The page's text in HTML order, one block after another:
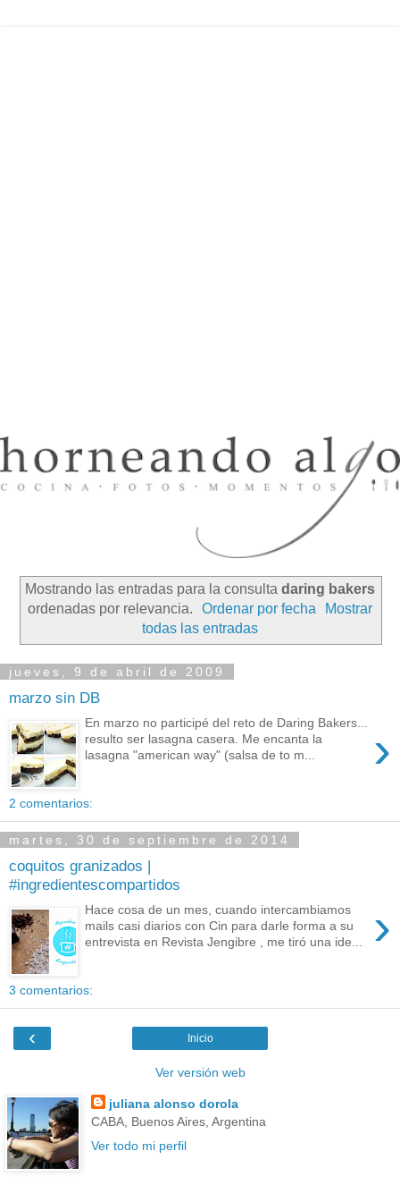
Mostrando las entradas para la consulta daring bakers
ordenadas por relevancia.
Ordenar por fecha
Mostrar
todas las entradas
jueves, 9 de abril de 2009
marzo sin DB
›
En marzo no participé del reto de Daring Bakers...
resulto ser lasagna casera. Me encanta la
lasagna "american way" (salsa de to m...
2 comentarios:
martes, 30 de septiembre de 2014
coquitos granizados |
#ingredientescompartidos
›
Hace cosa de un mes, cuando intercambiamos
mails casi diarios con Cin para darle forma a su
entrevista en Revista Jengibre , me tiró una ide...
3 comentarios:
‹ Inicio
Ver versión web
juliana alonso dorola
CABA, Buenos Aires, Argentina
Ver todo mi perfil